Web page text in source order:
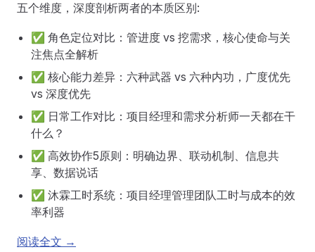
五个维度，深度剖析两者的本质区别:
✅ 角色定位对比：管进度 vs 挖需求，核心使命与关
注焦点全解析
✅ 核心能力差异：六种武器 vs 六种内功，广度优先
vs 深度优先
✅ 日常工作对比：项目经理和需求分析师一天都在干
什么？
✅ 高效协作5原则：明确边界、联动机制、信息共
享、数据说话
✅ 沐霖工时系统：项目经理管理团队工时与成本的效
率利器
阅读全文 →